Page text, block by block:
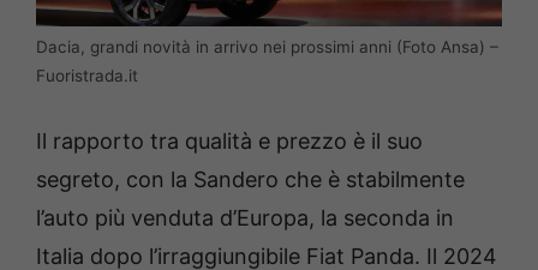
Dacia, grandi novità in arrivo nei prossimi anni (Foto Ansa) –
Fuoristrada.it
Il rapporto tra qualità e prezzo è il suo
segreto, con la Sandero che è stabilmente
l’auto più venduta d’Europa, la seconda in
Italia dopo l’irraggiungibile Fiat Panda. Il 2024